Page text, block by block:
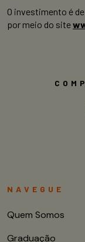
O investimento é
por meio do site
NAVEGUE
Quem Somos
Graduação